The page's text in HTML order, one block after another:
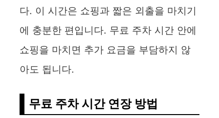
다. 이 시간은 쇼핑과 짧은 외출을 마치기
에 충분한 편입니다. 무료 주차 시간 안에
쇼핑을 마치면 추가 요금을 부담하지 않
아도 됩니다.
무료 주차 시간 연장 방법